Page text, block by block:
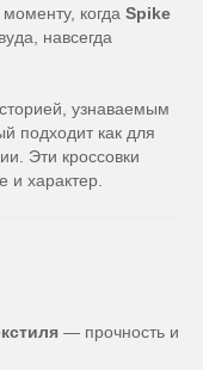
когда Spike
навсегда
узнаваемым
подходит как для
Эти кроссовки
и характер.
— прочность и